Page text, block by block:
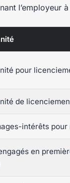
l’employeur
pour
de
intérêts pour
en